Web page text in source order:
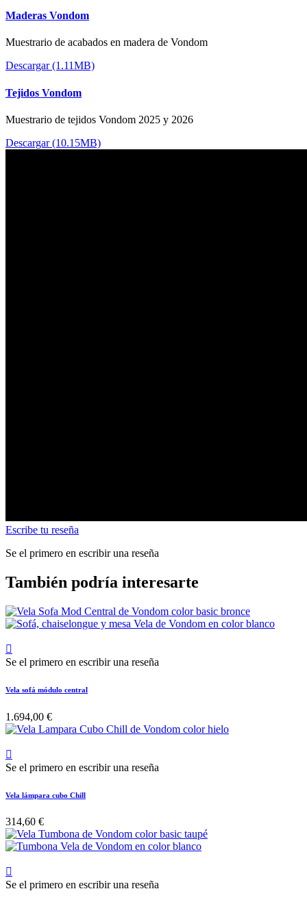
Maderas Vondom
Muestrario de acabados en madera de Vondom
Descargar (1.11MB)
Tejidos Vondom
Muestrario de tejidos Vondom 2025 y 2026
Descargar (10.15MB)
Escribe tu reseña
Se el primero en escribir una reseña
También podría interesarte

Se el primero en escribir una reseña
Vela sofá módulo central
1.694,00 €

Se el primero en escribir una reseña
Vela lámpara cubo Chill
314,60 €

Se el primero en escribir una reseña